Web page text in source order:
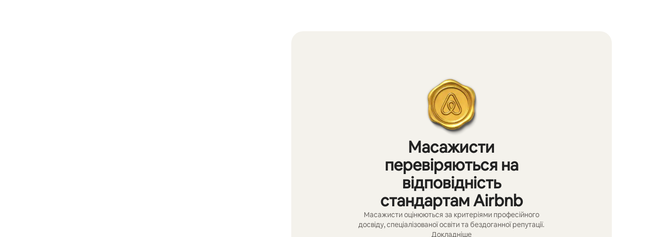
Масажисти
перевіряються на
відповідність
стандартам Airbnb
Масажисти оцінюються за критеріями професійного
досвіду, спеціалізованої освіти та бездоганної репутації.
Докладніше